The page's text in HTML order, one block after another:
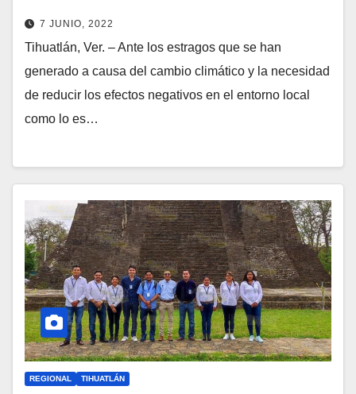
7 JUNIO, 2022
Tihuatlán, Ver. – Ante los estragos que se han
generado a causa del cambio climático y la necesidad
de reducir los efectos negativos en el entorno local
como lo es…
REGIONAL TIHUATLÁN